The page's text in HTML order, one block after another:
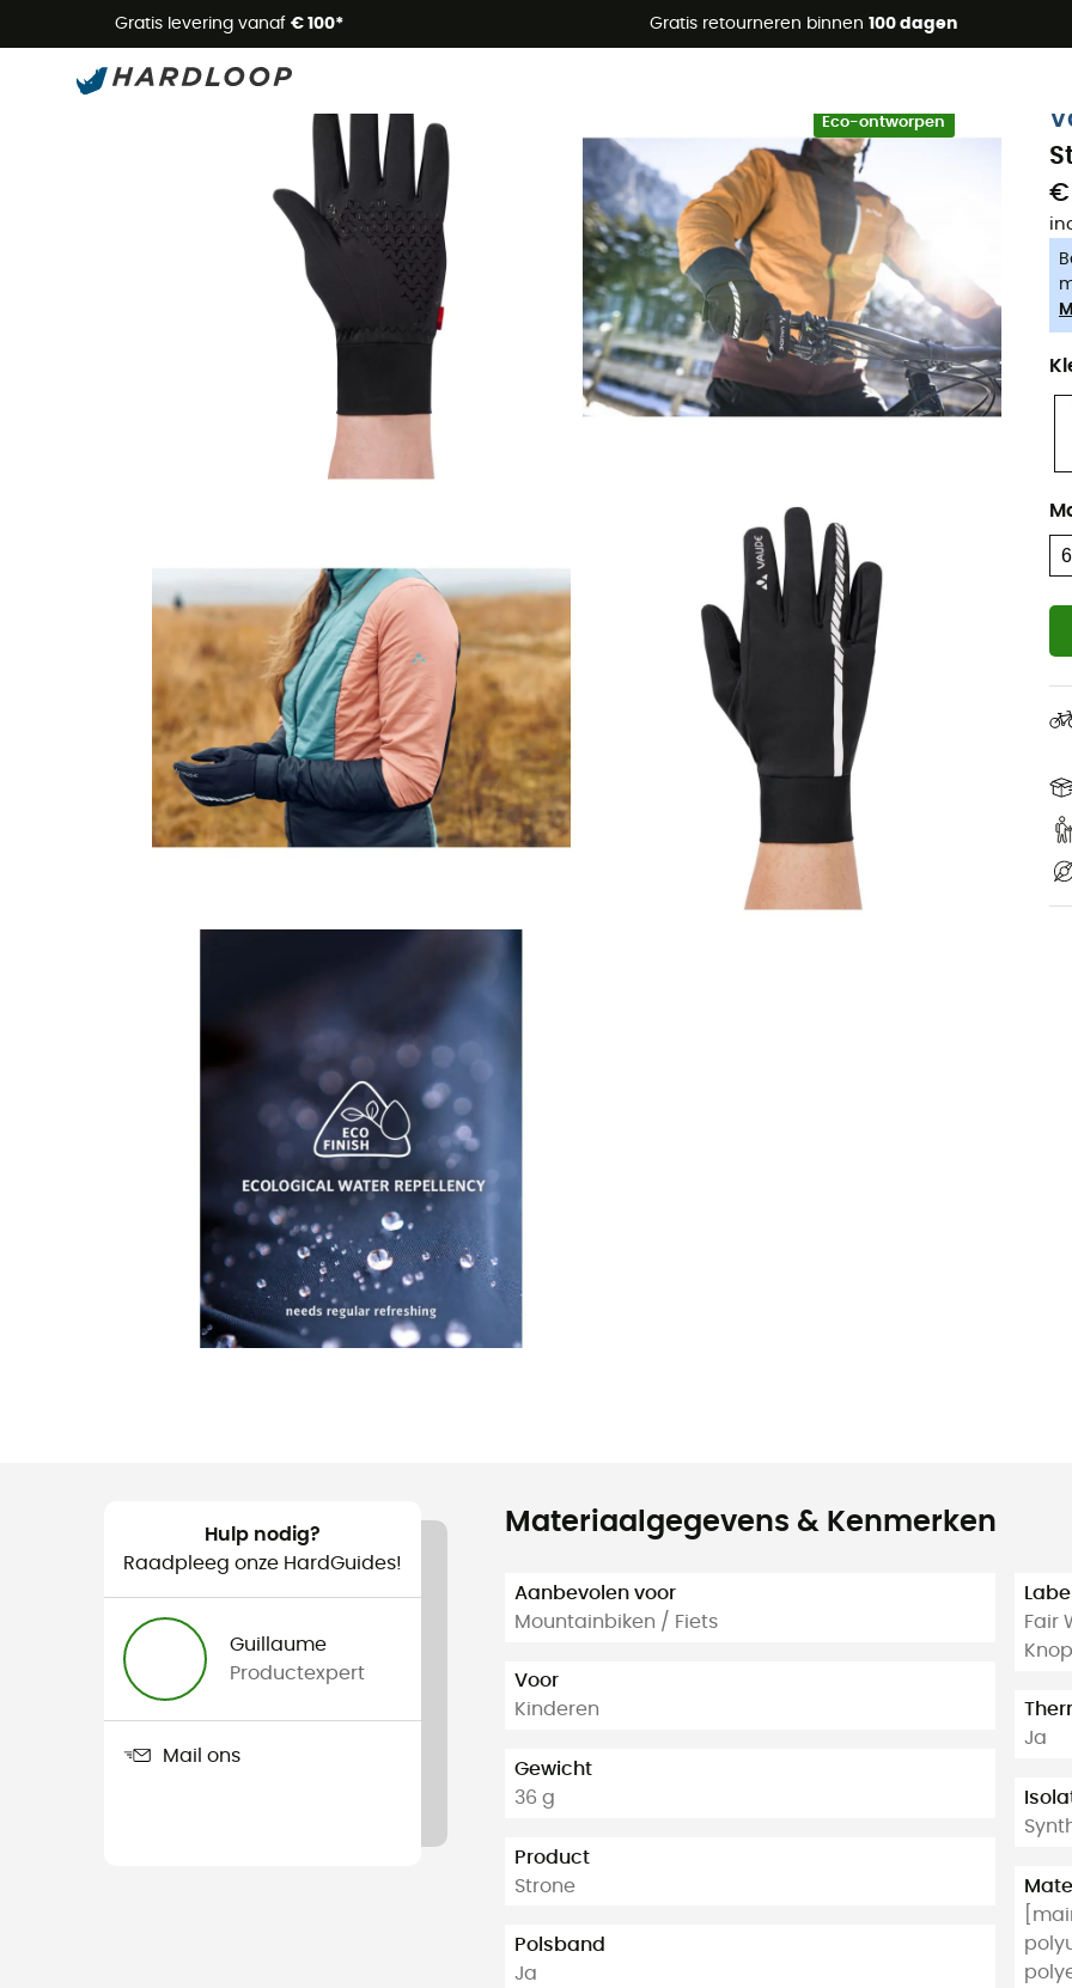
Gratis levering vanaf € 100* Gratis retourneren binnen 100 dagen
Zomeraanbiedingen 🔥 -5% EXTRA vanaf 2 producten* met code
Eco-ontworpen
€
Hulp nodig?
Raadpleeg onze HardGuides!
Guillaume
Productexpert
Mail ons
Materiaalgegevens & Kenmerken
Aanbevolen voor
Mountainbiken / Fiets
Voor
Kinderen
Gewicht
36 g
Product
Strone
Polsband
Ja
Fair
Ja